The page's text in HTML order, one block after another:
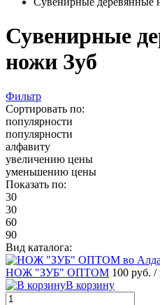
Сувенирные
ножи Зуб
Фильтр
Сортировать по:
популярности
популярности
алфавиту
увеличению цены
уменьшению цены
Показать по:
30
30
60
90
Вид каталога:
НОЖ "ЗУБ" ОПТОМ 100 руб. /
В корзину